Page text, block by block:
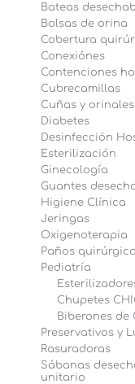
Bateas
Bolsas de orina
Cobertura
Conexiónes
Contenciones
Cubrecamillas
Cuñas y
Diabetes
Desinfección
Esterilización
Ginecología
Guantes
Higiene Clínica
Jeringas
Oxigenoterapia
Paños
Pediatría
Chupetes
Biberones
Preservativos y
Rasuradoras
Sábanas
unitario